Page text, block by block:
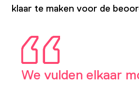
klaar te maken voor de
We vulden elkaar